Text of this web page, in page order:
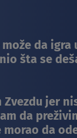
da igra
šta se
Zvezdu jer
da
da